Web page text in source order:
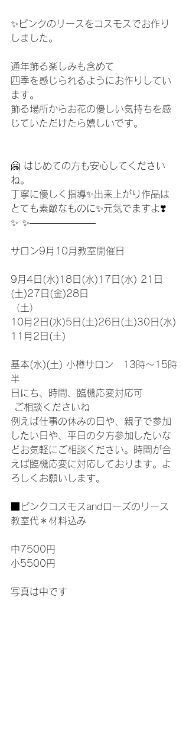
✨ピンクのリースをコスモスでお作り
しました。
通年飾る楽しみも含めて
四季を感じられるようにお作りしてい
ます。
飾る場所からお花の優しい気持ちを感
じていただけたら嬉しいです。
🤗 はじめての方も安心してください
ね。
丁寧に優しく指導✨出来上がり作品は
とても素敵なものに✨元気でますよ❣️
✨ ✨———————
サロン9月10月教室開催日
9月4日(水)18日(水)17日(水) 21日
(土)27日(金)28日
（土）
10月2日(水)5日(土)26日(土)30日(水)
11月2日(土)
基本(水)(土) 小樽サロン　13時〜15時
半
日にち、時間、臨機応変対応可
ご相談くださいね
例えば仕事の休みの日や、親子で参加
したい日や、平日の夕方参加したいな
どお気軽にご相談ください。時間が合
えば臨機応変に対応しております。よ
ろしくお願いします。
■ピンクコスモスandローズのリース
教室代＊材料込み
中7500円
小5500円
写真は中です